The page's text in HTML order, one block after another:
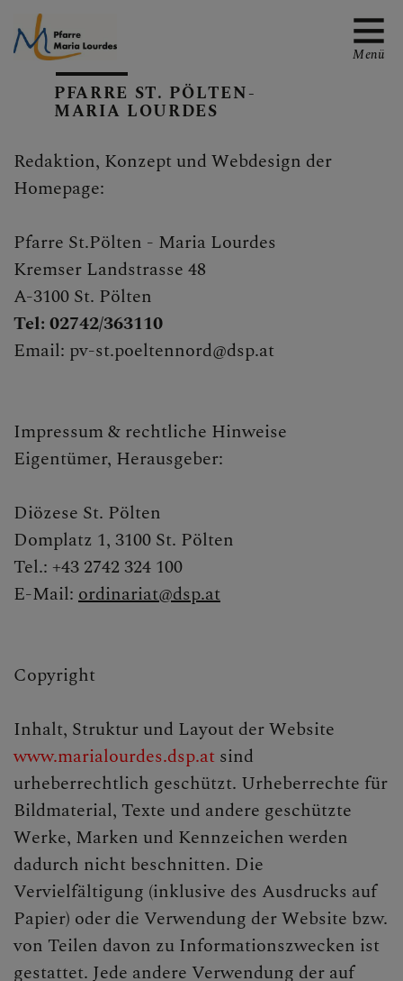
EMAIL AN DIE PFARRE
TERMINE
GALERIE
KLICKEN SIE AUF DAS
"+", UM UNTERMENÜS
ZU ÖFFNEN
PFARRTEAM
EVENTS, AKTIONEN
GESCHICHTE DER
PFARRE
CHRISTLICHES LEBEN &
SAKRAMENTE
PFARRE ST. PÖLTEN-
MARIA LOURDES
Menü
Redaktion, Konzept und Webdesign der
Homepage:
Pfarre St.Pölten - Maria Lourdes
Kremser Landstrasse 48
A-3100 St. Pölten
Tel: 02742/363110
Email: pv-st.poeltennord@dsp.at
Impressum & rechtliche Hinweise
Eigentümer, Herausgeber:
Diözese St. Pölten
Domplatz 1, 3100 St. Pölten
Tel.: +43 2742 324 100
E-Mail: ordinariat@dsp.at
Copyright
Inhalt, Struktur und Layout der Website
www.marialourdes.dsp.at sind
urheberrechtlich geschützt. Urheberrechte für
Bildmaterial, Texte und andere geschützte
Werke, Marken und Kennzeichen werden
dadurch nicht beschnitten. Die
Vervielfältigung (inklusive des Ausdrucks auf
Papier) oder die Verwendung der Website bzw.
von Teilen davon zu Informationszwecken ist
gestattet. Jede andere Verwendung der auf